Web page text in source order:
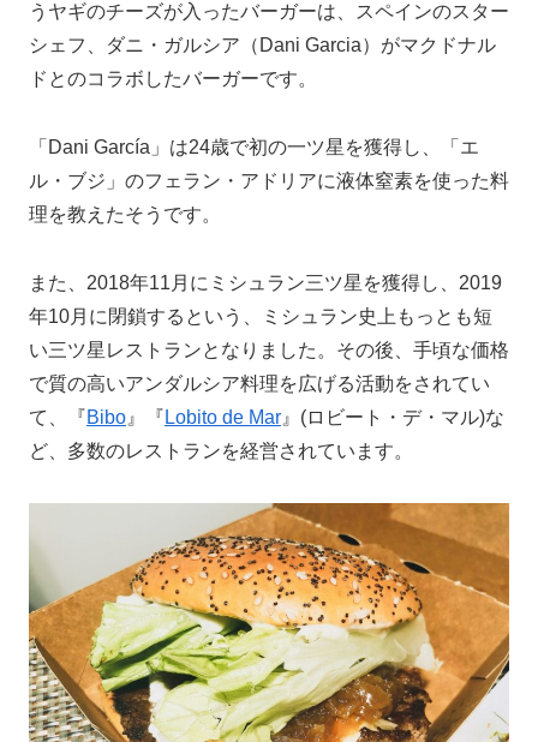
うヤギのチーズが入ったバーガーは、スペインのスター
シェフ、ダニ・ガルシア（Dani Garcia）がマクドナル
ドとのコラボしたバーガーです。
「Dani García」は24歳で初の一ツ星を獲得し、「エ
ル・ブジ」のフェラン・アドリアに液体窒素を使った料
理を教えたそうです。
また、2018年11月にミシュラン三ツ星を獲得し、2019
年10月に閉鎖するという、ミシュラン史上もっとも短
い三ツ星レストランとなりました。その後、手頃な価格
で質の高いアンダルシア料理を広げる活動をされてい
て、『Bibo 』『 Lobito de Mar 』(ロビート・デ・マル)な
ど、多数のレストランを経営されています。